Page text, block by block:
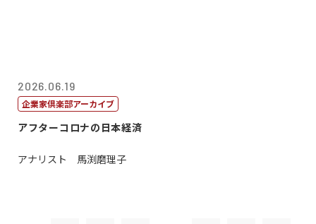
2026.06.19
企業家倶楽部アーカイブ
アフターコロナの日本経済
アナリスト 馬渕磨理子